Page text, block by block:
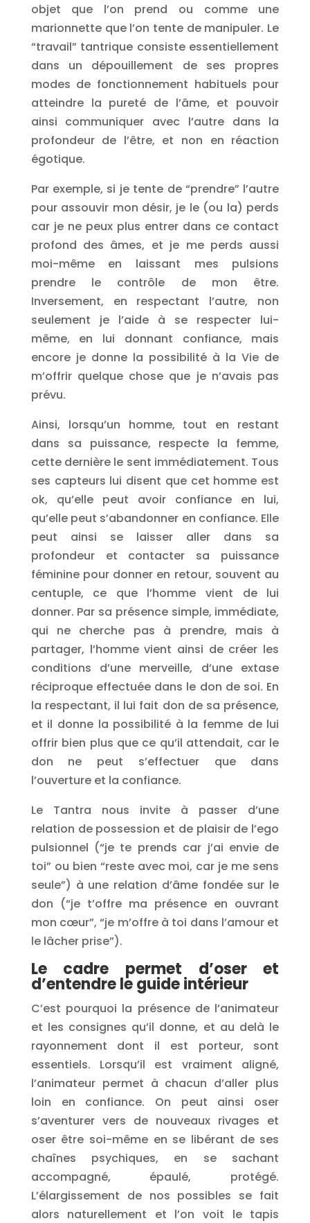
objet que l’on prend ou comme une
marionnette que l’on tente de manipuler. Le
“travail” tantrique consiste essentiellement
dans un dépouillement de ses propres
modes de fonctionnement habituels pour
atteindre la pureté de l’âme, et pouvoir
ainsi communiquer avec l’autre dans la
profondeur de l’être, et non en réaction
égotique.
Par exemple, si je tente de “prendre” l’autre
pour assouvir mon désir, je le (ou la) perds
car je ne peux plus entrer dans ce contact
profond des âmes, et je me perds aussi
moi-même en laissant mes pulsions
prendre le contrôle de mon être.
Inversement, en respectant l’autre, non
seulement je l’aide à se respecter lui-
même, en lui donnant confiance, mais
encore je donne la possibilité à la Vie de
m’offrir quelque chose que je n’avais pas
prévu.
Ainsi, lorsqu’un homme, tout en restant
dans sa puissance, respecte la femme,
cette dernière le sent immédiatement. Tous
ses capteurs lui disent que cet homme est
ok, qu’elle peut avoir confiance en lui,
qu’elle peut s’abandonner en confiance. Elle
peut ainsi se laisser aller dans sa
profondeur et contacter sa puissance
féminine pour donner en retour, souvent au
centuple, ce que l’homme vient de lui
donner. Par sa présence simple, immédiate,
qui ne cherche pas à prendre, mais à
partager, l’homme vient ainsi de créer les
conditions d’une merveille, d’une extase
réciproque effectuée dans le don de soi. En
la respectant, il lui fait don de sa présence,
et il donne la possibilité à la femme de lui
offrir bien plus que ce qu’il attendait, car le
don ne peut s’effectuer que dans
l’ouverture et la confiance.
Le Tantra nous invite à passer d’une
relation de possession et de plaisir de l’ego
pulsionnel (“je te prends car j’ai envie de
toi” ou bien “reste avec moi, car je me sens
seule”) à une relation d’âme fondée sur le
don (“je t’offre ma présence en ouvrant
mon cœur”, “je m’offre à toi dans l’amour et
le lâcher prise”).
Le cadre permet d’oser et
d’entendre le guide intérieur
C’est pourquoi la présence de l’animateur
et les consignes qu’il donne, et au delà le
rayonnement dont il est porteur, sont
essentiels. Lorsqu’il est vraiment aligné,
l’animateur permet à chacun d’aller plus
loin en confiance. On peut ainsi oser
s’aventurer vers de nouveaux rivages et
oser être soi-même en se libérant de ses
chaînes psychiques, en se sachant
accompagné, épaulé, protégé.
L’élargissement de nos possibles se fait
alors naturellement et l’on voit le tapis